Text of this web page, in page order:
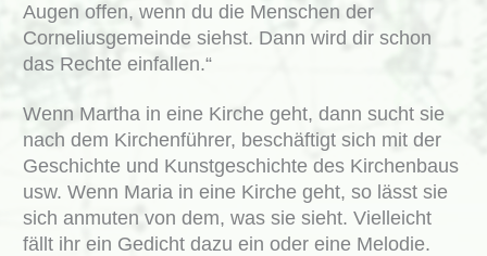
Augen offen, wenn du die Menschen der
Corneliusgemeinde siehst. Dann wird dir schon
das Rechte einfallen.“
Wenn Martha in eine Kirche geht, dann sucht sie
nach dem Kirchenführer, beschäftigt sich mit der
Geschichte und Kunstgeschichte des Kirchenbaus
usw. Wenn Maria in eine Kirche geht, so lässt sie
sich anmuten von dem, was sie sieht. Vielleicht
fällt ihr ein Gedicht dazu ein oder eine Melodie.